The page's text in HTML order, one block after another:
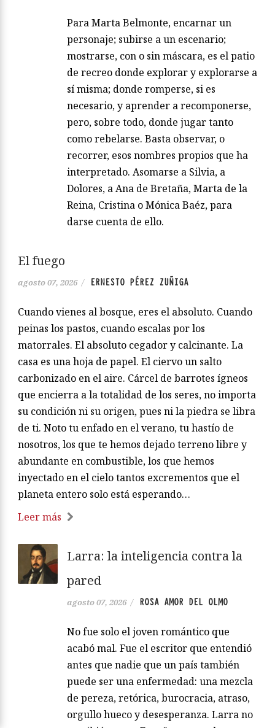
Para Marta Belmonte, encarnar un
personaje; subirse a un escenario;
mostrarse, con o sin máscara, es el patio
de recreo donde explorar y explorarse a
sí misma; donde romperse, si es
necesario, y aprender a recomponerse,
pero, sobre todo, donde jugar tanto
como rebelarse. Basta observar, o
recorrer, esos nombres propios que ha
interpretado. Asomarse a Silvia, a
Dolores, a Ana de Bretaña, Marta de la
Reina, Cristina o Mónica Baéz, para
darse cuenta de ello.
El fuego
agosto 07, 2026 / ERNESTO PÉREZ ZUÑIGA
Cuando vienes al bosque, eres el absoluto. Cuando
peinas los pastos, cuando escalas por los
matorrales. El absoluto cegador y calcinante. La
casa es una hoja de papel. El ciervo un salto
carbonizado en el aire. Cárcel de barrotes ígneos
que encierra a la totalidad de los seres, no importa
su condición ni su origen, pues ni la piedra se libra
de ti. Noto tu enfado en el verano, tu hastío de
nosotros, los que te hemos dejado terreno libre y
abundante en combustible, los que hemos
inyectado en el cielo tantos excrementos que el
planeta entero solo está esperando…
Leer más
Larra: la inteligencia contra la
pared
agosto 07, 2026 / ROSA AMOR DEL OLMO
No fue solo el joven romántico que
acabó mal. Fue el escritor que entendió
antes que nadie que un país también
puede ser una enfermedad: una mezcla
de pereza, retórica, burocracia, atraso,
orgullo hueco y desesperanza. Larra no